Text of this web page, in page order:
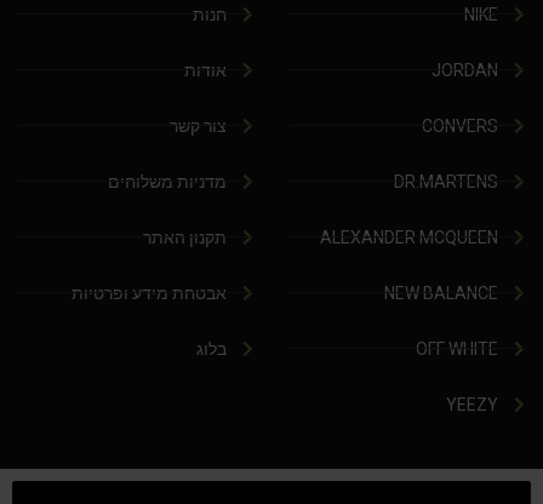
NIKE
JORDAN
CONVERS
DR.MARTENS
ALEXANDER MCQUEEN
NEW BALANCE
OFF WHITE
YEEZY
חנות
אודות
צור קשר
מדניות משלוחים
תקנון האתר
אבטחת מידע ופרטיות
בלוג